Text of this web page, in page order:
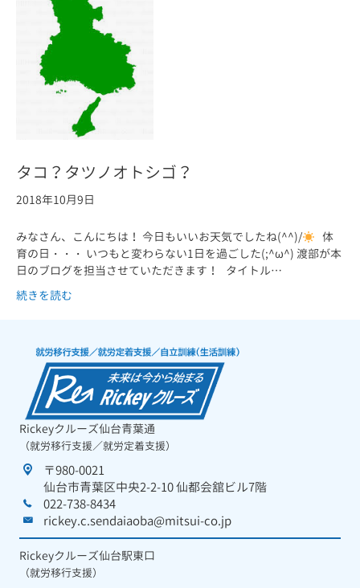
タコ？タツノオトシゴ？
2018年10月9日
みなさん、こんにちは！ 今日もいいお天気でしたね(^^)/
体
育の日・・・ いつもと変わらない1日を過ごした(;^ω^) 渡部が本
日のブログを担当させていただきます！ タイトル…
続きを読む
Rickeyクルーズ仙台青葉通
（就労移行支援／就労定着支援）
〒980-0021
仙台市青葉区中央2-2-10 仙都会舘ビル7階
022-738-8434
rickey.c.sendaiaoba@mitsui-co.jp
Rickeyクルーズ仙台駅東口
（就労移行支援）